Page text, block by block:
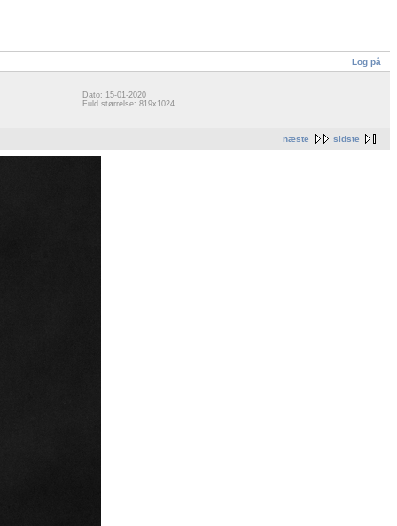
Log på
Dato: 15-01-2020
Fuld størrelse: 819x1024
næste sidste